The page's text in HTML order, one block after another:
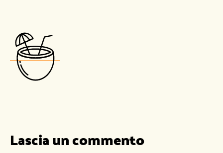
Lascia un commento